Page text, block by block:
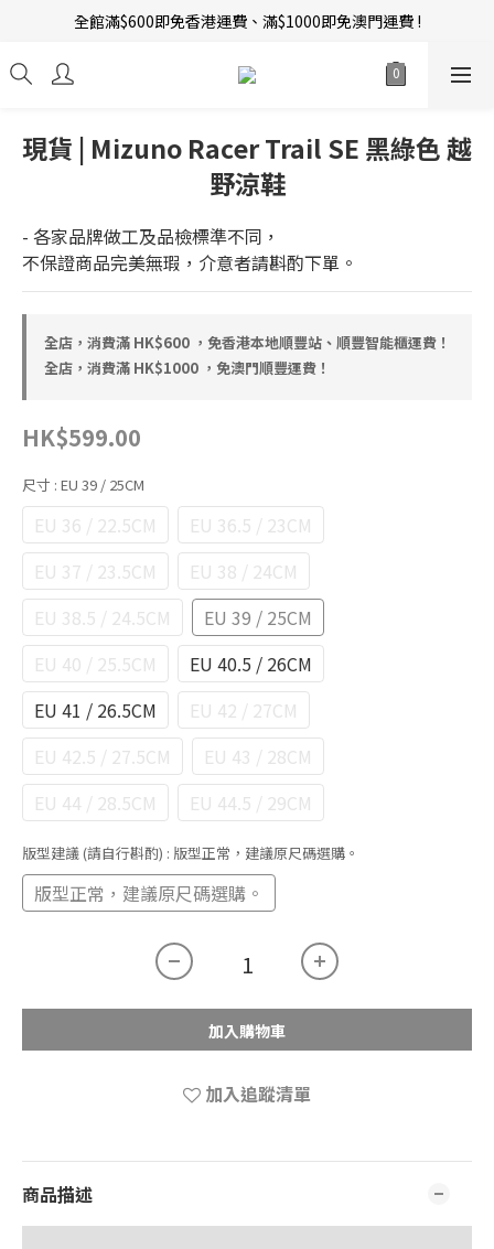
新會員招募中 | 即送 $12 購物金當錢使！
全館滿$600即免香港運費、滿$1000即免澳門運費 !
訂單完成後14天內圖文評價，即贈$10無限期購物金當錢使！
現貨 | Mizuno Racer Trail SE 黑綠色 越
野涼鞋
- 各家品牌做工及品檢標準不同，
不保證商品完美無瑕，介意者請斟酌下單。
全店，消費滿 HK$600 ，免香港本地順豐站、順豐智能櫃運費！
全店，消費滿 HK$1000 ，免澳門順豐運費！
HK$599.00
尺寸 : EU 39 / 25CM
EU 36 / 22.5CM
EU 36.5 / 23CM
EU 37 / 23.5CM
EU 38 / 24CM
EU 38.5 / 24.5CM
EU 39 / 25CM
EU 40 / 25.5CM
EU 40.5 / 26CM
EU 41 / 26.5CM
EU 42 / 27CM
EU 42.5 / 27.5CM
EU 43 / 28CM
EU 44 / 28.5CM
EU 44.5 / 29CM
版型建議 (請自行斟酌) : 版型正常，建議原尺碼選購。
版型正常，建議原尺碼選購。
加入購物車
加入追蹤清單
商品描述